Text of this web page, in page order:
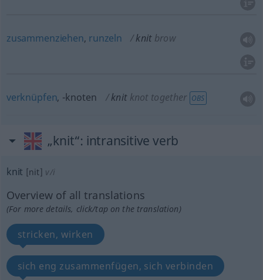
zusammenziehen, runzeln knit brow
verknüpfen, -knoten knit knot together OBS
„knit“: intransitive verb
knit [nit] v/i
Overview of all translations
(For more details, click/tap on the translation)
stricken, wirken
sich eng zusammenfügen, sich verbinden